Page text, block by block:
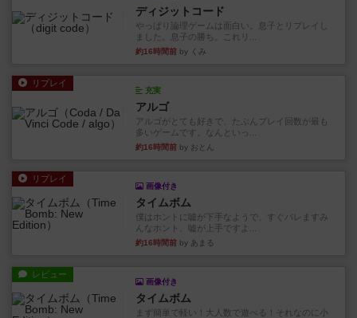
ディジットコード
やっぱり論理ゲームは面白い。息子とリプレイし
ました。息子の勝ち。これリ...
約16時間前 by くみ
リプレイ
充実
アルゴ
アルゴがとても好きで、たぶんプレイ回数が最も
多いゲームです。なんといっ...
約16時間前 by おとん
リプレイ
画像付き
タイムボム
僕はホントに嘘が下手なようで、すぐバレますみ
んなホント、嘘が上手ですよ...
約16時間前 by あまる
レビュー
画像付き
タイムボム
まず簡単で軽い！大人数で遊べる！それなのに小